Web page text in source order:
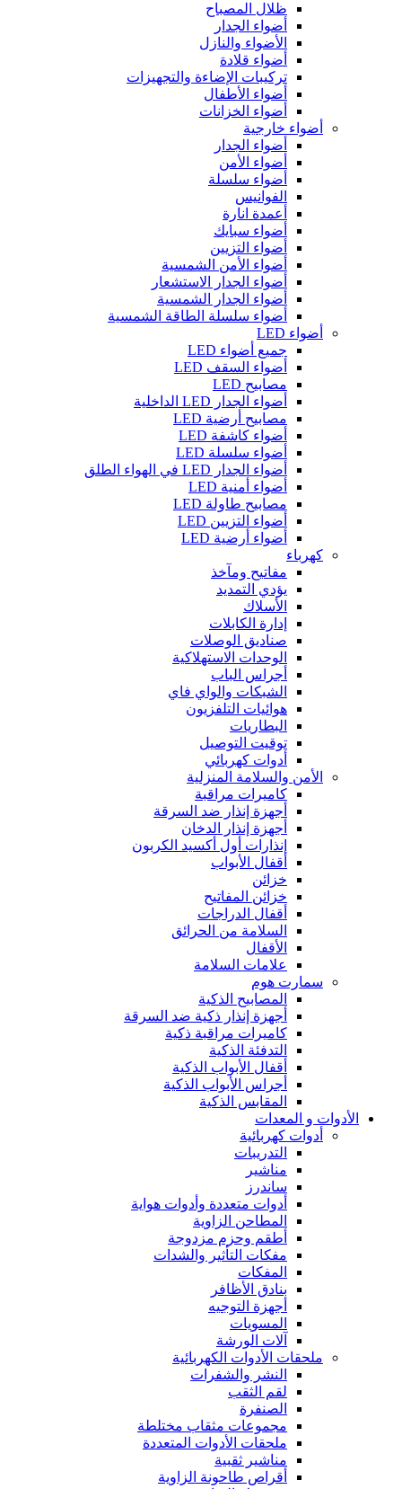
ظلال المصباح
أضواء الجدار
الأضواء والنازل
أضواء قلادة
تركيبات الإضاءة والتجهيزات
أضواء الأطفال
أضواء الخزانات
أضواء خارجية
أضواء الجدار
أضواء الأمن
أضواء سلسلة
الفوانيس
أعمدة انارة
أضواء سبايك
أضواء التزيين
أضواء الأمن الشمسية
أضواء الجدار الاستشعار
أضواء الجدار الشمسية
أضواء سلسلة الطاقة الشمسية
أضواء LED
جميع أضواء LED
أضواء السقف LED
مصابيح LED
أضواء الجدار LED الداخلية
مصابيح أرضية LED
أضواء كاشفة LED
أضواء سلسلة LED
أضواء الجدار LED في الهواء الطلق
أضواء أمنية LED
مصابيح طاولة LED
أضواء التزيين LED
أضواء أرضية LED
كهرباء
مفاتيح ومآخذ
يؤدي التمديد
الأسلاك
إدارة الكابلات
صناديق الوصلات
الوحدات الاستهلاكية
أجراس الباب
الشبكات والواي فاي
هوائيات التلفزيون
البطاريات
توقيت التوصيل
أدوات كهربائي
الأمن والسلامة المنزلية
كاميرات مراقبة
أجهزة إنذار ضد السرقة
أجهزة إنذار الدخان
إنذارات أول أكسيد الكربون
أقفال الأبواب
خزائن
خزائن المفاتيح
أقفال الدراجات
السلامة من الحرائق
الأقفال
علامات السلامة
سمارت هوم
المصابيح الذكية
أجهزة إنذار ذكية ضد السرقة
كاميرات مراقبة ذكية
التدفئة الذكية
أقفال الأبواب الذكية
أجراس الأبواب الذكية
المقابس الذكية
الأدوات و المعدات
أدوات كهربائية
التدريبات
مناشير
ساندرز
أدوات متعددة وأدوات هواية
المطاحن الزاوية
أطقم وحزم مزدوجة
مفكات التأثير والشدات
المفكات
بنادق الأظافر
أجهزة التوجيه
المسويات
آلات الورشة
ملحقات الأدوات الكهربائية
النشر والشفرات
لقم الثقب
الصنفرة
مجموعات مثقاب مختلطة
ملحقات الأدوات المتعددة
مناشير ثقبية
أقراص طاحونة الزاوية